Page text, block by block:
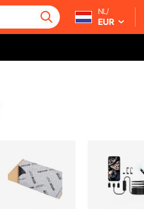
NL/
EUR